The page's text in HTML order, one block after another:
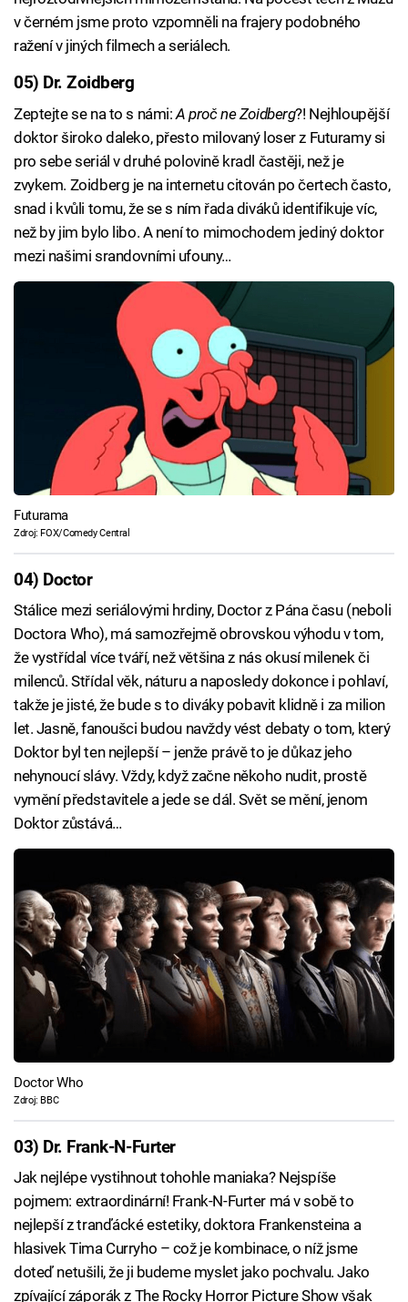
v černém jsme proto vzpomněli na frajery podobného
ražení v jiných filmech a seriálech.
05) Dr. Zoidberg
Zeptejte se na to s námi:A proč ne Zoidberg?! Nejhloupější
doktor široko daleko, přesto milovaný loser z Futuramy si
pro sebe seriál v druhé polovině kradl častěji, než je
zvykem. Zoidberg je na internetu citován po čertech často,
snad i kvůli tomu, že se s ním řada diváků identifikuje víc,
než by jim bylo libo. A není to mimochodem jediný doktor
mezi našimi srandovními ufouny…
Futurama
Zdroj: FOX/Comedy Central
04) Doctor
Stálice mezi seriálovými hrdiny, Doctor z Pána času (neboli
Doctora Who), má samozřejmě obrovskou výhodu v tom,
že vystřídal více tváří, než většina z nás okusí milenek či
milenců. Střídal věk, náturu a naposledy dokonce i pohlaví,
takže je jisté, že bude s to diváky pobavit klidně i za milion
let. Jasně, fanoušci budou navždy vést debaty o tom, který
Doktor byl ten nejlepší – jenže právě to je důkaz jeho
nehynoucí slávy. Vždy, když začne někoho nudit, prostě
vymění představitele a jede se dál. Svět se mění, jenom
Doktor zůstává…
Doctor Who
Zdroj: BBC
03) Dr. Frank-N-Furter
Jak nejlépe vystihnout tohohle maniaka? Nejspíše
pojmem: extraordinární! Frank-N-Furter má v sobě to
nejlepší z tranďácké estetiky, doktora Frankensteina a
hlasivek Tima Curryho – což je kombinace, o níž jsme
doteď netušili, že ji budeme myslet jako pochvalu. Jako
zpívající záporák z The Rocky Horror Picture Show však